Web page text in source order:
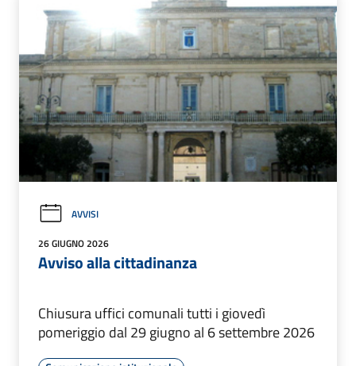
AVVISI
26 GIUGNO 2026
Avviso alla cittadinanza
Chiusura uffici comunali tutti i giovedì
pomeriggio dal 29 giugno al 6 settembre 2026